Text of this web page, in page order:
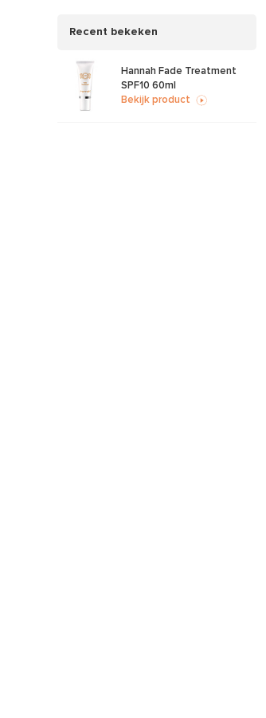
Recent bekeken
Hannah Fade Treatment
SPF10 60ml
Bekijk product